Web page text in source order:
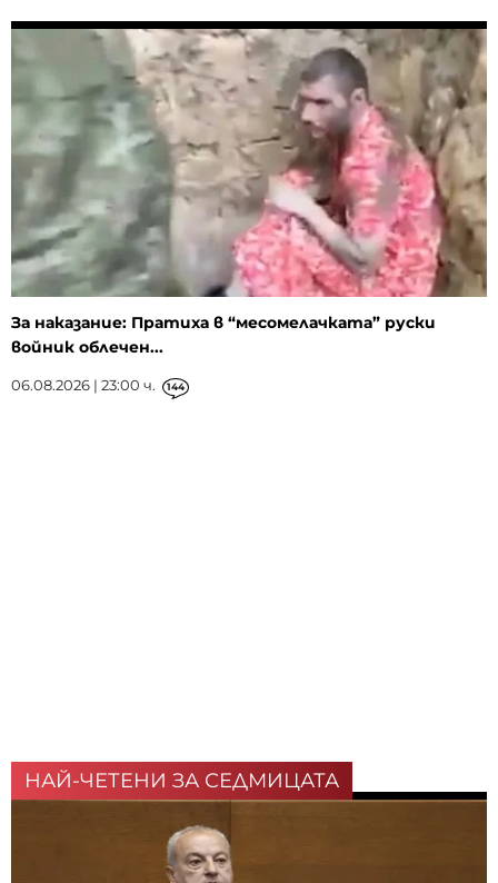
За наказание: Пратиха в “месомелачката” руски
войник облечен...
06.08.2026 | 23:00 ч. 144
НАЙ-ЧЕТЕНИ ЗА СЕДМИЦАТА